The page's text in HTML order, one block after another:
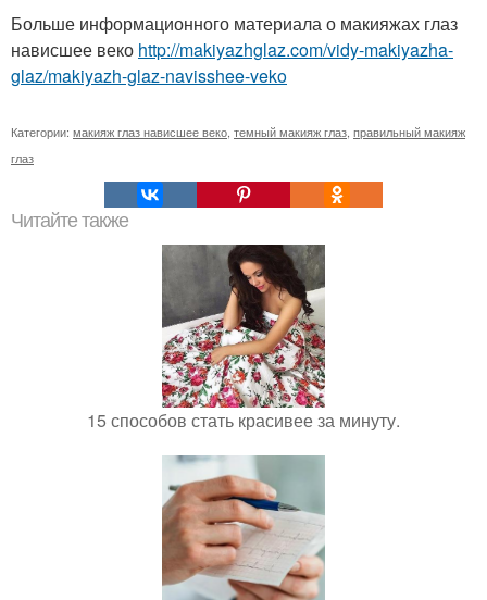
Больше информационного материала о макияжах глаз
нависшее веко http://makiyazhglaz.com/vidy-makiyazha-
glaz/makiyazh-glaz-navisshee-veko
Категории: макияж глаз нависшее веко темный макияж глаз правильный макияж
глаз
Читайте также
15 способов стать красивее за минуту.